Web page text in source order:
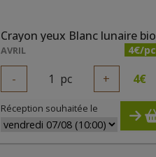
Crayon yeux Blanc lunaire bio
AVRIL 4€/pc
- 1 pc + 4€
Réception souhaitée le